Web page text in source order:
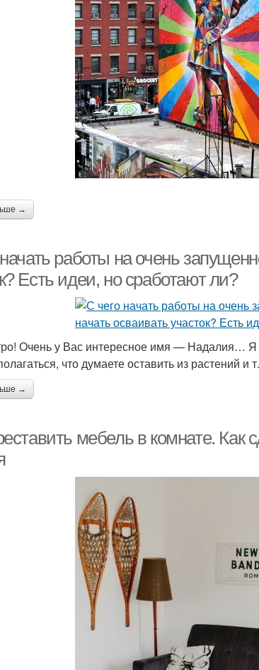
→
работы на очень
Есть идеи, но сработают ли?
Очень у Вас интересное имя — Надалия… Я
что думаете оставить из растений и
→
мебель в комнате. Как